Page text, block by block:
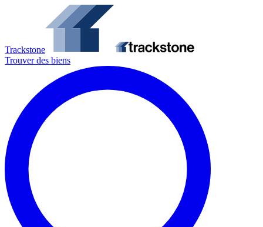
Trackstone
Trouver des biens